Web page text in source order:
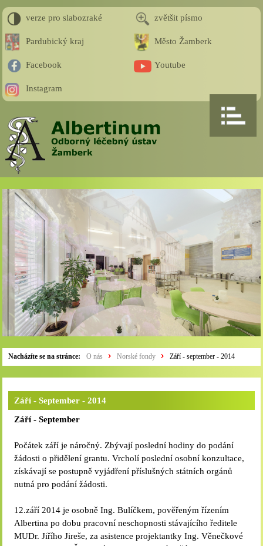
verze pro slabozraké zvětšit písmo
Pardubický kraj Město Žamberk
Facebook Youtube
Instagram
Nacházíte se na stránce: O nás Norské fondy Září - september - 2014
Září - September - 2014
Září - September
Počátek září je náročný. Zbývají poslední hodiny do podání
žádosti o přidělení grantu. Vrcholí poslední osobní konzultace,
získávají se postupně vyjádření příslušných státních orgánů
nutná pro podání žádosti.
12.září 2014 je osobně Ing. Bulíčkem, pověřeným řízením
Albertina po dobu pracovní neschopnosti stávajícího ředitele
MUDr. Jiřího Jireše, za asistence projektantky Ing. Věnečkové